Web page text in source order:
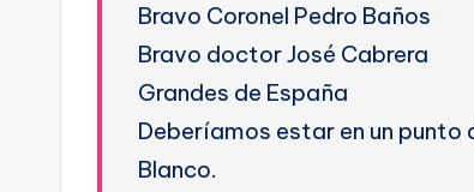
Bravo Coronel Pedro Baños
Bravo doctor José Cabrera
Grandes de España
Deberíamos estar en un punto
Blanco.